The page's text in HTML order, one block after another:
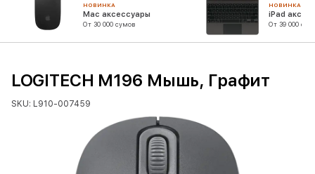
НОВИНКА
Mac аксессуары
От 30 000 сумов
НОВИНКА
iPad
От 39 000
LOGITECH M196 Мышь, Графит
SKU: L910-007459